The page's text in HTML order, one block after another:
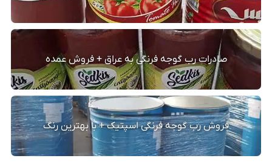
صادرات رب گوجه فرنگی به عراق + فروش عمده
فروش رب گوجه فرنگی اسپتیک + با بهترین رنگ